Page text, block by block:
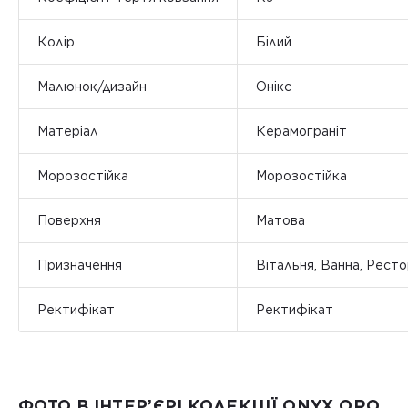
Колір Білий
Малюнок/дизайн Онікс
Матеріал Керамограніт
Морозостійка Морозостійка
Поверхня Матова
Призначення Вітальня, Ванна,
Ректифікат Ректифікат